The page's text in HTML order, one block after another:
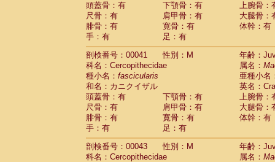
Hominidae Gorilla gorilla beringei(0)
Hominidae Gorilla gorilla gorilla(0)
Primates misc.(0)
Scandentia Dendrogale melanura
Scandentia Ptilocercus lowii
ScandentiaTupaia glis
Scandentia
Scandentia
頭蓋骨：有
下顎骨：有
上腕骨：
尺骨：有
肩甲骨：有
大腿骨：
腓骨：有
寛骨：有
体幹：有
手：有
足：有
剖検番号：00041
性別：M
年齢：
科名：Cercopithecidae
属名：
種小名： fascicularis
亜種小名
和名：カニクイザル
英名：
頭蓋骨：有
下顎骨：有
上腕骨：
尺骨：有
肩甲骨：有
大腿骨：
腓骨：有
寛骨：有
体幹：有
手：有
足：有
剖検番号：00043
性別：M
年齢：
科名：Cercopithecidae
属名：